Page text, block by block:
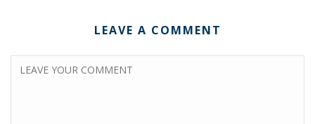
LEAVE A COMMENT